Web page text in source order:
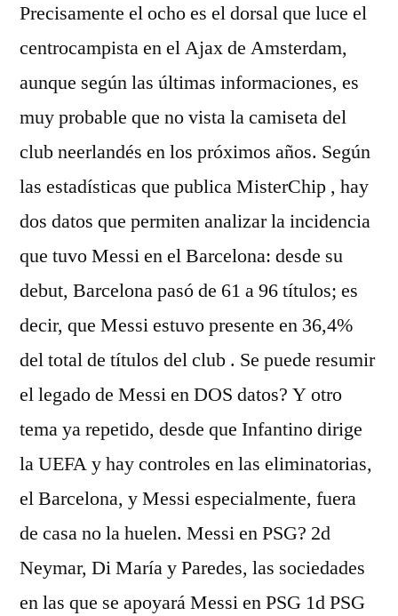
Precisamente el ocho es el dorsal que luce el
centrocampista en el Ajax de Amsterdam,
aunque según las últimas informaciones, es
muy probable que no vista la camiseta del
club neerlandés en los próximos años. Según
las estadísticas que publica MisterChip , hay
dos datos que permiten analizar la incidencia
que tuvo Messi en el Barcelona: desde su
debut, Barcelona pasó de 61 a 96 títulos; es
decir, que Messi estuvo presente en 36,4%
del total de títulos del club . Se puede resumir
el legado de Messi en DOS datos? Y otro
tema ya repetido, desde que Infantino dirige
la UEFA y hay controles en las eliminatorias,
el Barcelona, y Messi especialmente, fuera
de casa no la huelen. Messi en PSG? 2d
Neymar, Di María y Paredes, las sociedades
en las que se apoyará Messi en PSG 1d PSG